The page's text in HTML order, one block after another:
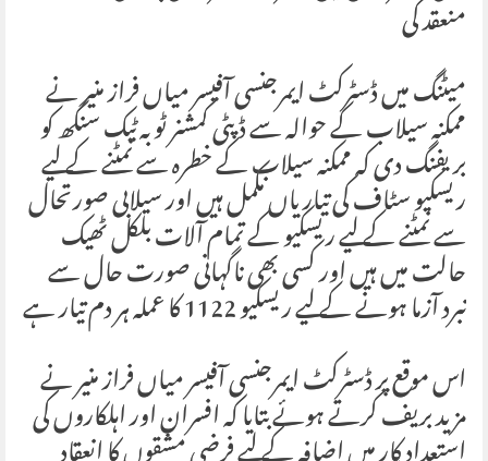
منعقد کی
میٹنگ میں ڈسٹرکٹ ایمرجنسی آفیسر میاں فراز منیر نے
ممکنہ سیلاب کے حوالہ سے ڈپٹی کمشنر ٹوبہ ٹیک سنگھ کو
بریفنگ دی کہ ممکنہ سیلاب کے خطرہ سے نمٹنے کے لیے
ریسکیو سٹاف کی تیاریاں مکمل ہیں اور سیلابی صورتحال
سے نمٹنے کے لیے ریسکیو کے تمام آلات بلکل ٹھیک
حالت میں ہیں اور کسی بھی ناگہانی صورت حال سے
نبرد آزما ہونے کے لیے ریسکیو 1122 کا عملہ ہر دم تیار ہے
اس موقع پر ڈسٹرکٹ ایمرجنسی آفیسر میاں فراز منیر نے
مزید بریف کرتے ہوئے بتایا کہ افسران اور اہلکاروں کی